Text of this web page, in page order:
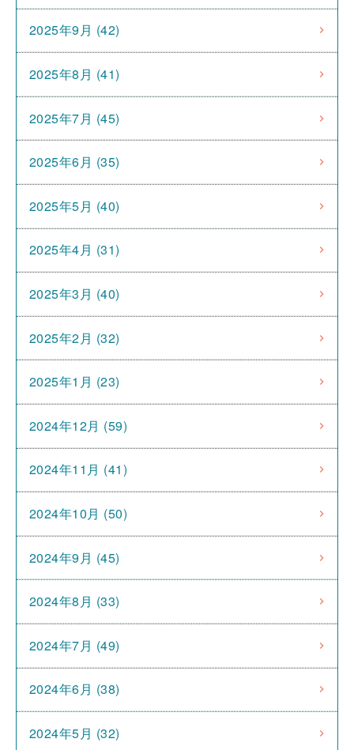
2025年9月 (42)
2025年8月 (41)
2025年7月 (45)
2025年6月 (35)
2025年5月 (40)
2025年4月 (31)
2025年3月 (40)
2025年2月 (32)
2025年1月 (23)
2024年12月 (59)
2024年11月 (41)
2024年10月 (50)
2024年9月 (45)
2024年8月 (33)
2024年7月 (49)
2024年6月 (38)
2024年5月 (32)